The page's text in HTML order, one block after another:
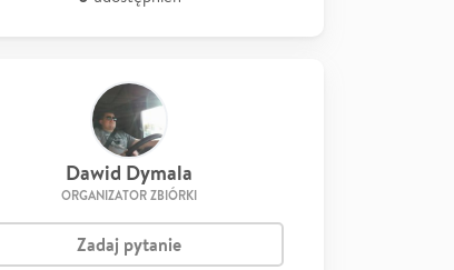
Dawid Dymala
ORGANIZATOR ZBIÓRKI
Zadaj pytanie